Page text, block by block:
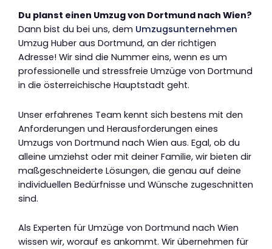
Du planst einen Umzug von Dortmund nach Wien?
Dann bist du bei uns, dem Umzugsunternehmen
Umzug Huber aus Dortmund, an der richtigen
Adresse! Wir sind die Nummer eins, wenn es um
professionelle und stressfreie Umzüge von Dortmund
in die österreichische Hauptstadt geht.
Unser erfahrenes Team kennt sich bestens mit den
Anforderungen und Herausforderungen eines
Umzugs von Dortmund nach Wien aus. Egal, ob du
alleine umziehst oder mit deiner Familie, wir bieten dir
maßgeschneiderte Lösungen, die genau auf deine
individuellen Bedürfnisse und Wünsche zugeschnitten
sind.
Als Experten für Umzüge von Dortmund nach Wien
wissen wir, worauf es ankommt. Wir übernehmen für